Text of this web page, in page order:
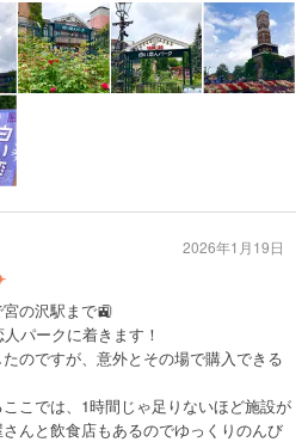
の沢駅まで🚉
パークに着きます！
のですが、意外とその場で購入できる
こでは、1時間じゃ足りないほど施設が
んと飲食店もあるのでゆっくりのんび
2026年1月19日